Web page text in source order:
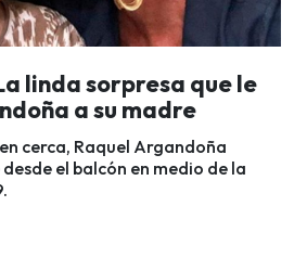
linda sorpresa que le
a su madre
cerca, Raquel Argandoña
el balcón en medio de la